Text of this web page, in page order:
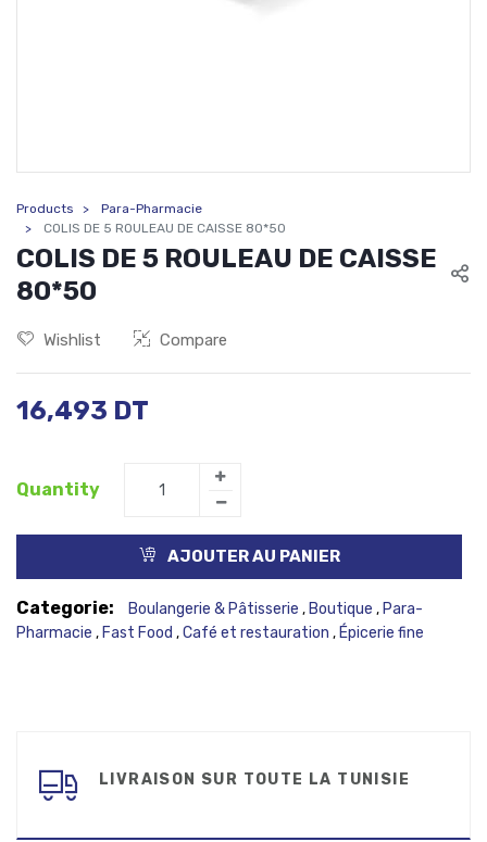
Products
Para-Pharmacie
COLIS DE 5 ROULEAU DE CAISSE 80*50
COLIS DE 5 ROULEAU DE CAISSE
80*50
Wishlist Compare
16,493 DT
Quantity
AJOUTER AU PANIER
Categorie: Boulangerie & Pâtisserie , Boutique , Para-
Pharmacie , Fast Food , Café et restauration , Épicerie fine
LIVRAISON SUR TOUTE LA TUNISIE